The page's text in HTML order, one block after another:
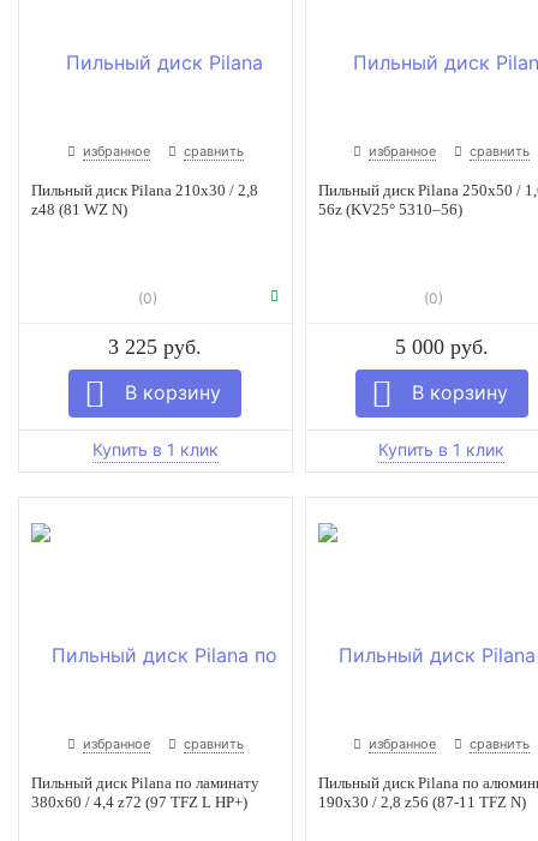
избранное сравнить
Пильный диск Pilana 210x30 / 2,8
z48 (81 WZ N)
(0)
3 225 руб.
избранное сравнить
Пильный диск Pilana 250х50 /
56z (KV25° 5310–56)
(0)
5 000 руб.
избранное сравнить
Пильный диск Pilana по ламинату
380x60 / 4,4 z72 (97 TFZ L HP+)
избранное сравнить
Пильный диск Pilana по
190x30 / 2,8 z56 (87-11 TFZ N)